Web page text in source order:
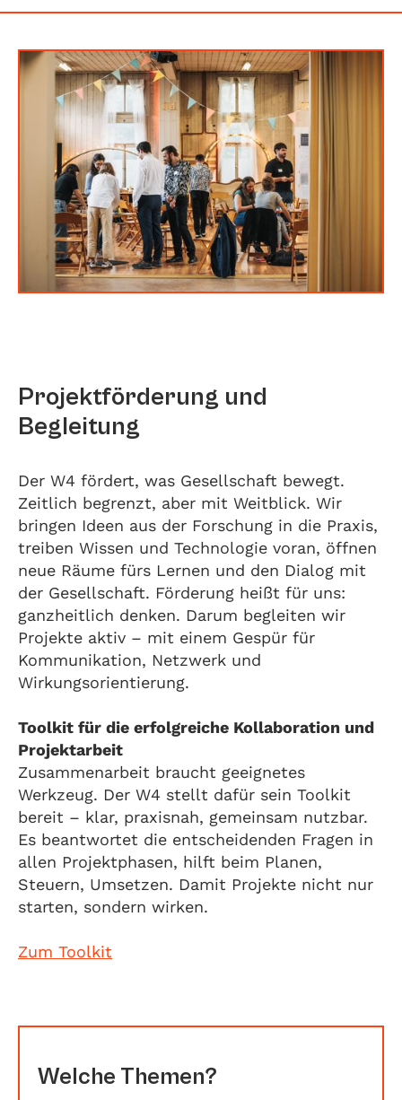
Projektförderung und
Begleitung
Der W4 fördert, was Gesellschaft bewegt.
Zeitlich begrenzt, aber mit Weitblick. Wir
bringen Ideen aus der Forschung in die Praxis,
treiben Wissen und Technologie voran, öffnen
neue Räume fürs Lernen und den Dialog mit
der Gesellschaft. Förderung heißt für uns:
ganzheitlich denken. Darum begleiten wir
Projekte aktiv – mit einem Gespür für
Kommunikation, Netzwerk und
Wirkungsorientierung.
Toolkit für die erfolgreiche Kollaboration und
Projektarbeit
Zusammenarbeit braucht geeignetes
Werkzeug. Der W4 stellt dafür sein Toolkit
bereit – klar, praxisnah, gemeinsam nutzbar.
Es beantwortet die entscheidenden Fragen in
allen Projektphasen, hilft beim Planen,
Steuern, Umsetzen. Damit Projekte nicht nur
starten, sondern wirken.
Zum Toolkit
Welche Themen?